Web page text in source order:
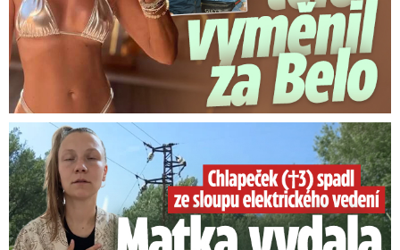
Smrtelný pád chlapce: Matka vydala vyjádření na 16 stran